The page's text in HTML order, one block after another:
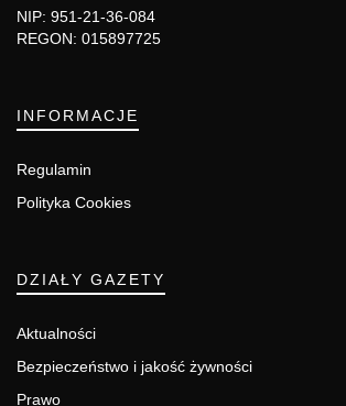
NIP: 951-21-36-084
REGON: 015897725
INFORMACJE
Regulamin
Polityka Cookies
DZIAŁY GAZETY
Aktualności
Bezpieczeństwo i jakość żywności
Prawo